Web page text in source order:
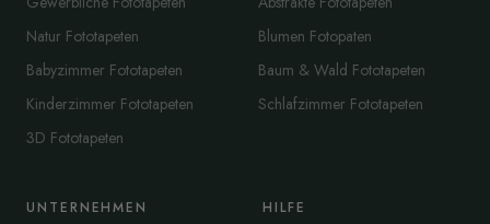
Natur Fototapeten
Babyzimmer Fototapeten
Kinderzimmer Fototapeten
3D Fototapeten
Blumen Fotopaten
Baum & Wald Fototapeten
Schlafzimmer Fototapeten
UNTERNEHMEN HILFE